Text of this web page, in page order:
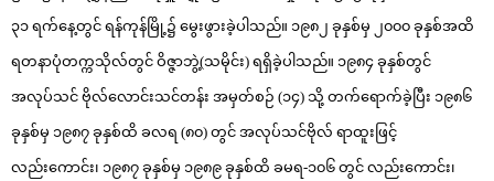
၃၁ ရက်နေ့တွင် ရန်ကုန်မြို့၌ မွေးဖွားခဲ့ပါသည်။ ၁၉၈၂ ခုနှစ်မှ ၂၀၀၀ ခုနှစ်အထိ
ရတနာပုံတက္ကသိုလ်တွင် ဝိဇ္ဇာဘွဲ့(သမိုင်း) ရရှိခဲ့ပါသည်။ ၁၉၈၄ ခုနှစ်တွင်
အလုပ်သင် ဗိုလ်လောင်းသင်တန်း အမှတ်စဉ် (၁၄) သို့ တက်ရောက်ခဲ့ပြီး ၁၉၈၆
ခုနှစ်မှ ၁၉၈၇ ခုနှစ်ထိ ခလရ (၈၀) တွင် အလုပ်သင်ဗိုလ် ရာထူးဖြင့်
လည်းကောင်း၊ ၁၉၈၇ ခုနှစ်မှ ၁၉၈၉ ခုနှစ်ထိ ခမရ-၁၀၆ တွင် လည်းကောင်း၊